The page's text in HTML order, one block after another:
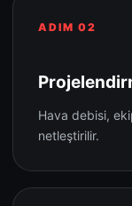
ADIM 02
Hava debisi,
netleştirilir.